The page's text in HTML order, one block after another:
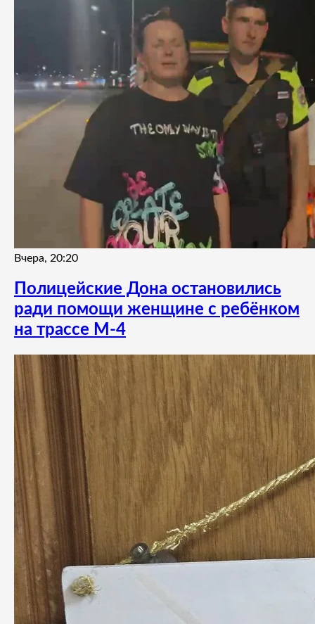
Вчера, 20:20
Полицейские Дона остановились
ради помощи женщине с ребёнком
на трассе М-4